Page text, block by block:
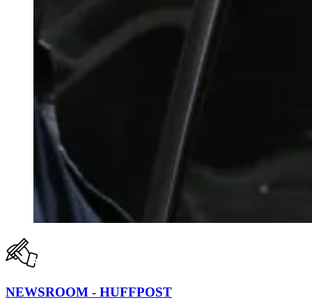
NEWSROOM - HUFFPOST